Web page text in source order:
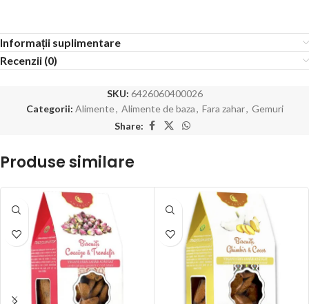
Informații suplimentare
Recenzii (0)
SKU: 6426060400026
Categorii: Alimente, Alimente de baza, Fara zahar, Gemuri
Share:
Produse similare